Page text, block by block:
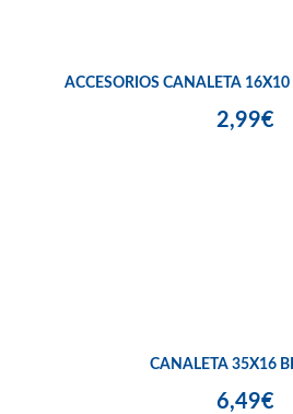
ACCESORIOS CANALETA
2,99€
CANALETA 35X16
6,49€